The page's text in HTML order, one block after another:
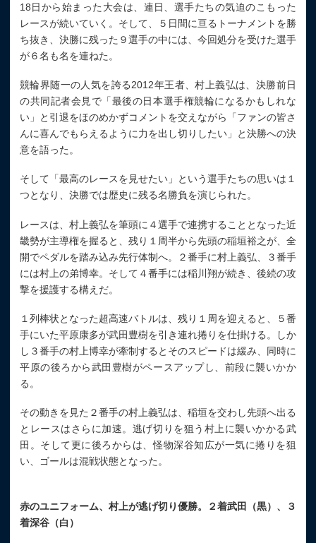
18日から始まった大会は、連日、選手たちの気迫のこもった
レースが続いていく。そして、５日間に亘るトーナメントを勝
ち抜き、決勝に残った９選手の中には、今回処分を受けた選手
が６名も名を連ねた。
競輪界随一の人気を誇る2012年王者、村上義弘は、決勝前日
の共同記者会見で「最後の日本選手権競輪になるかもしれな
い」と引退をほのめかずコメントを交えながら「ファンの皆さ
んに喜んでもらえるように力を出し切りしたい」と決勝への決
意を語った。
そして「最高のレースを見せたい」という選手たちの思いは１
つとなり、決勝では歴史に残る名勝負を演じられた。
レースは、村上義弘を筆頭に４選手で連携することとなった近
畿勢が主導権を握ると、残り１周半から先頭の稲垣裕之が、全
開でペダルを踏み込み先行体制へ。２番手に村上義弘、３番手
には村上の弟博幸。そして４番手には稲川翔が続き、後続の攻
撃を援護する構えだ。
１列棒状となった超高速バトルは、残り１周を迎えると、５番
手にいた平原康多が武田豊樹を引き連れ捲りを仕掛ける。しか
し３番手の村上博幸が牽制するとそのスピードは緩み、同時に
平原の後ろから武田豊樹がペースアップし、前段に襲いかか
る。
その動きを見た２番手の村上義弘は、稲垣を交わし先頭へ出る
とレースはさらに加速。逃げ切りを狙う村上に襲いかかる武
田。そして更に後ろからは、怪物深谷知広が一気に捲りを狙
い、ゴールは混戦状態となった。
赤のユニフォーム、村上が逃げ切り優勝。２着武田（黒）、３
着深谷（白）